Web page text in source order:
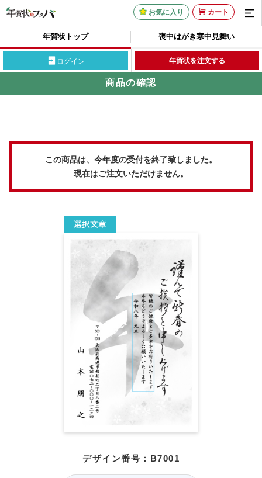
お気に入り カート
年賀状トップ 喪中はがき寒中見舞い
ログイン 年賀状を注文する
商品の確認
この商品は、今年度の受付を終了致しました。
現在はご注文いただけません。
デザイン番号：B7001